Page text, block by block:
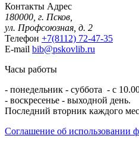
Контакты Адрес
180000, г. Псков,
ул. Профсоюзная, д. 2
Телефон +7(8112) 72-47-35
E-mail bib@pskovlib.ru
Часы работы
- понедельник - суббота - с
- воскресенье - выходной день.
Последний вторник каждого
Соглашение об использовании